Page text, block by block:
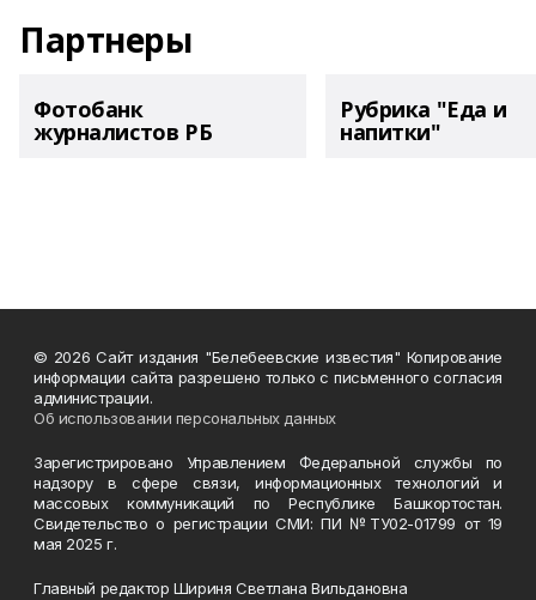
Партнеры
Фотобанк
журналистов РБ
Рубрика "Еда и
напитки"
© 2026 Сайт издания "Белебеевские известия" Копирование
информации сайта разрешено только с письменного согласия
администрации.
Об использовании персональных данных
Зарегистрировано Управлением Федеральной службы по
надзору в сфере связи, информационных технологий и
массовых коммуникаций по Республике Башкортостан.
Свидетельство о регистрации СМИ: ПИ №ТУ02-01799 от 19
мая 2025 г.
Главный редактор Шириня Светлана Вильдановна